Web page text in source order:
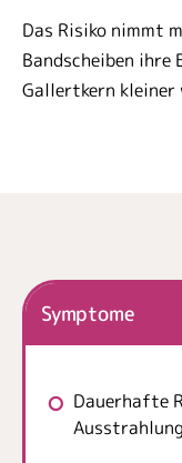
Das Risiko nimmt
Bandscheiben
Gallertkern kleiner
Symptome
Dauerhafte